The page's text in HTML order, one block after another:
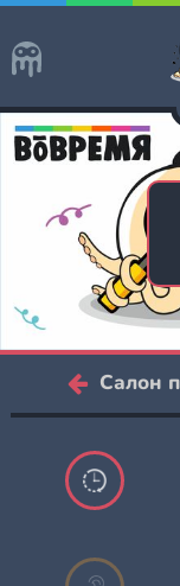
Салон